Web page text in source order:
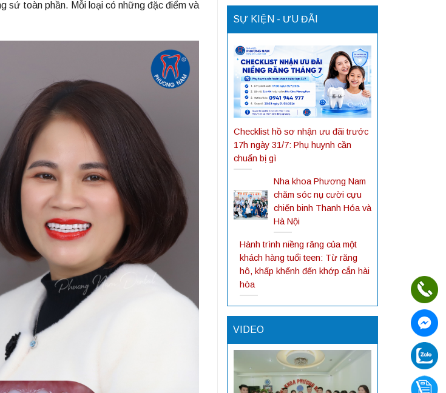
sứ toàn phần. Mỗi loại có những đặc điểm và
SỰ KIỆN - ƯU ĐÃI
Checklist hồ sơ nhận ưu đãi trước
17h ngày 31/7: Phụ huynh cần
chuẩn bị gì
Nha khoa Phương Nam
chăm sóc nụ cười cựu
chiến binh Thanh Hóa và
Hà Nội
Hành trình niềng răng của một
khách hàng tuổi teen: Từ răng
hô, khấp khểnh đến khớp cắn hài
hòa
VIDEO